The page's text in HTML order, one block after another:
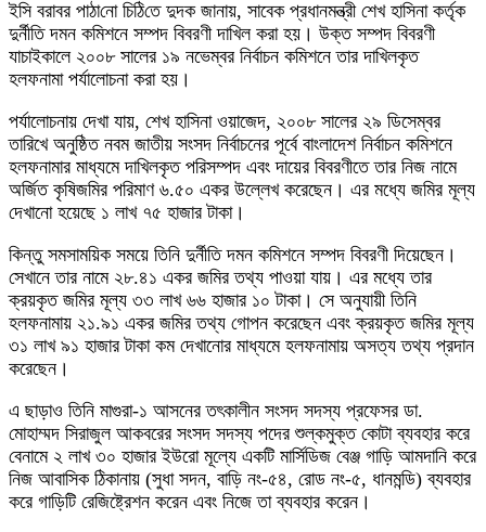
ই‌সি বরাব‌র পাঠা‌নো চি‌ঠি‌তে দুদক জানায়, সাবেক প্রধানমন্ত্রী শেখ হাসিনা কর্তৃক
দুর্নীতি দমন কমিশনে সম্পদ বিবরণী দাখিল করা হয়। উক্ত সম্পদ বিবরণী
যাচাইকালে ২০০৮ সালের ১৯ নভেম্বর নির্বাচন কমিশনে তার দাখিলকৃত
হলফনামা পর্যালোচনা করা হয়।
পর্যালোচনায় দেখা যায়, শেখ হাসিনা ওয়াজেদ, ২০০৮ সালের ২৯ ডিসেম্বর
তারিখে অনুষ্ঠিত নবম জাতীয় সংসদ নির্বাচনের পূর্বে বাংলাদেশ নির্বাচন কমিশনে
হলফনামার মাধ্যমে দাখিলকৃত পরিসম্পদ এবং দায়ের বিবরণীতে তার নিজ নামে
অর্জিত কৃষিজমির পরিমাণ ৬.৫০ একর উল্লেখ করেছেন। এর মধ্যে জমির মূল্য
দেখানো হয়েছে ১ লাখ ৭৫ হাজার টাকা।
কিন্তু সমসাময়িক সময়ে তিনি দুর্নীতি দমন কমিশনে সম্পদ বিবরণী দিয়েছেন।
সেখানে তার নামে ২৮.৪১ একর জমির তথ্য পাওয়া যায়। এর মধ্যে তার
ক্রয়কৃত জমির মূল্য ৩৩ লাখ ৬৬ হাজার ১০ টাকা। সে অনুযায়ী তিনি
হলফনামায় ২১.৯১ একর জমির তথ্য গোপন করেছেন এবং ক্রয়কৃত জমির মূল্য
৩১ লাখ ৯১ হাজার টাকা কম দেখানোর মাধ্যমে হলফনামায় অসত্য তথ্য প্রদান
করেছেন।
এ ছাড়াও তিনি মাগুরা-১ আসনের তৎকালীন সংসদ সদস্য প্রফেসর ডা.
মোহাম্মদ সিরাজুল আকবরের সংসদ সদস্য পদের শুল্কমুক্ত কোটা ব্যবহার করে
বেনামে ২ লাখ ৩০ হাজার ইউরো মূল্যে একটি মার্সিডিজ বেঞ্জ গাড়ি আমদানি করে
নিজ আবাসিক ঠিকানায় (সুধা সদন, বাড়ি নং-৫৪, রোড নং-৫, ধানমন্ডি) ব্যবহার
করে গাড়িটি রেজিষ্ট্রেশন করেন এবং নিজে তা ব্যবহার করেন।